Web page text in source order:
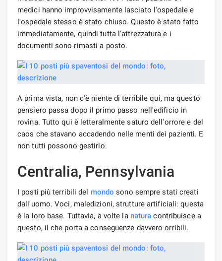
medici hanno improvvisamente lasciato l'ospedale e
l'ospedale stesso è stato chiuso. Questo è stato fatto
immediatamente, quindi tutta l'attrezzatura e i
documenti sono rimasti a posto.
A prima vista, non c'è niente di terribile qui, ma questo
pensiero passa dopo il primo passo nell'edificio in
rovina. Tutto qui è letteralmente saturo dell'orrore e del
caos che stavano accadendo nelle menti dei pazienti. E
non tutti possono gestirlo.
Centralia, Pennsylvania
I posti più terribili del mondo sono sempre stati creati
dall'uomo. Voci, maledizioni, strutture artificiali: questa
è la loro base. Tuttavia, a volte la natura contribuisce a
questo, il che porta a conseguenze davvero orribili.